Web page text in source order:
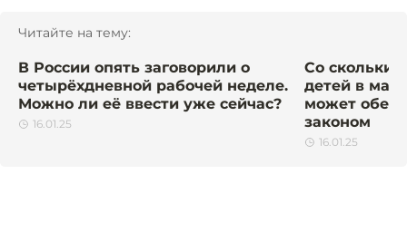
Читайте на тему:
В России опять заговорили о
четырёхдневной рабочей неделе.
Можно ли её ввести уже сейчас?
16.01.25
Со скольки
детей в
может
законом
16.01.25